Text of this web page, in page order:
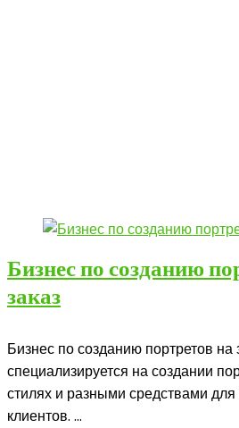
Бизнес по созданию
заказ
Бизнес по созданию портретов на
специализируется на создании
стилях и разными средствами
клиентов. ...